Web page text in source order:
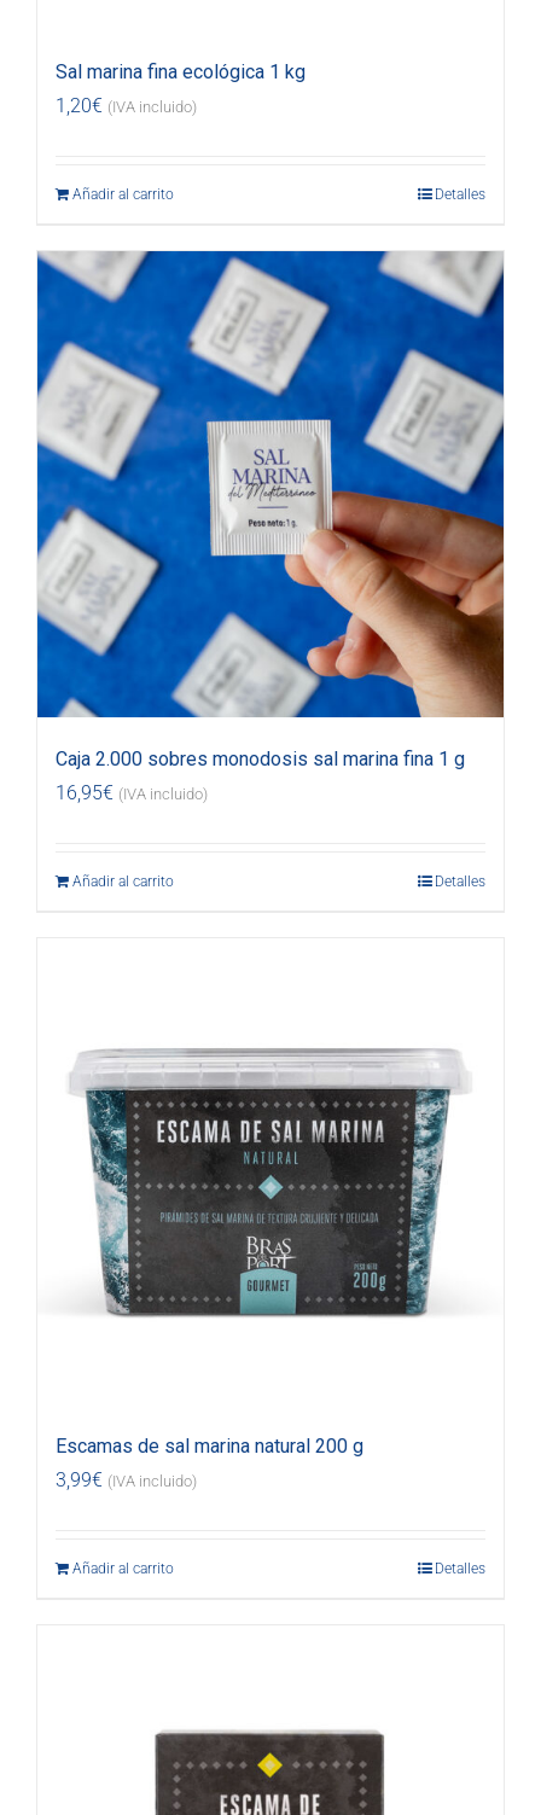
Sal marina fina ecológica 1 kg
1,20€ (IVA incluido)
Añadir al carrito Detalles
Caja 2.000 sobres monodosis sal marina fina 1 g
16,95€ (IVA incluido)
Añadir al carrito Detalles
Escamas de sal marina natural 200 g
3,99€ (IVA incluido)
Añadir al carrito Detalles